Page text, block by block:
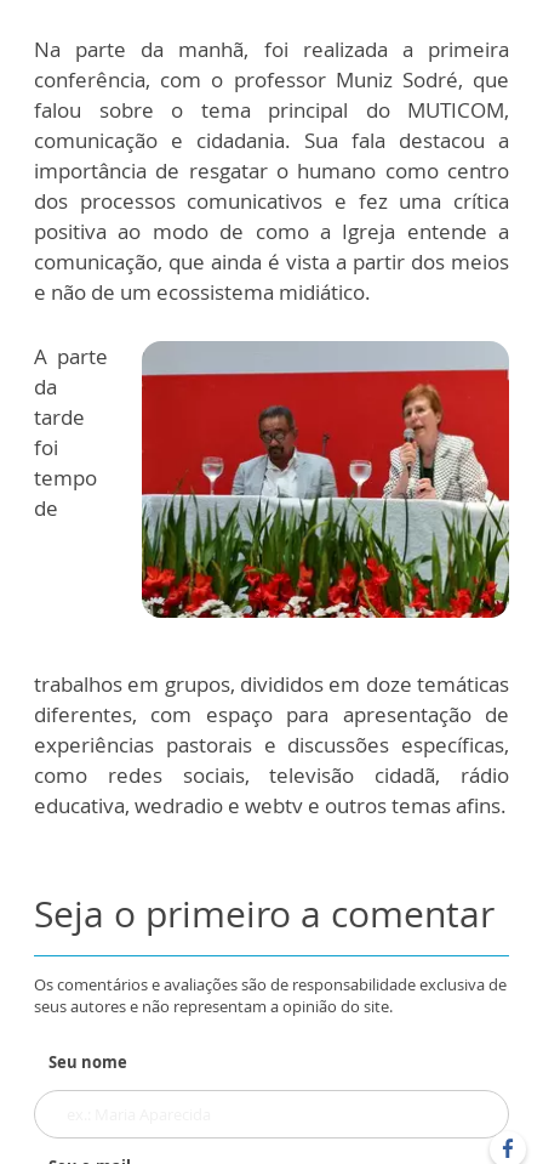
Na parte da manhã, foi realizada a primeira
conferência, com o professor Muniz Sodré, que
falou sobre o tema principal do MUTICOM,
comunicação e cidadania. Sua fala destacou a
importância de resgatar o humano como centro
dos processos comunicativos e fez uma crítica
positiva ao modo de como a Igreja entende a
comunicação, que ainda é vista a partir dos meios
e não de um ecossistema midiático.
A parte
da
tarde
foi
tempo
de
trabalhos em grupos, divididos em doze temáticas
diferentes, com espaço para apresentação de
experiências pastorais e discussões específicas,
como redes sociais, televisão cidadã, rádio
educativa, wedradio e webtv e outros temas afins.
Seja o primeiro a comentar
Os comentários e avaliações são de responsabilidade exclusiva de
seus autores e não representam a opinião do site.
Seu nome